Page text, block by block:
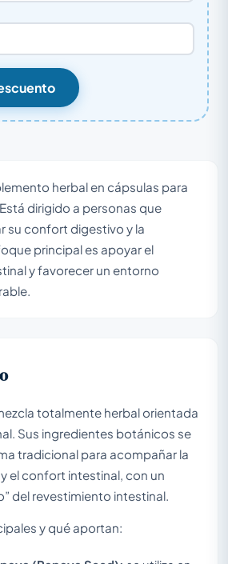
herbal en cápsulas para
dirigido a personas que
su confort digestivo y la
principal es apoyar el
y favorecer un entorno
totalmente herbal orientada
Sus ingredientes botánicos se
tradicional para acompañar la
el confort intestinal, con un
del revestimiento intestinal.
y qué aportan: